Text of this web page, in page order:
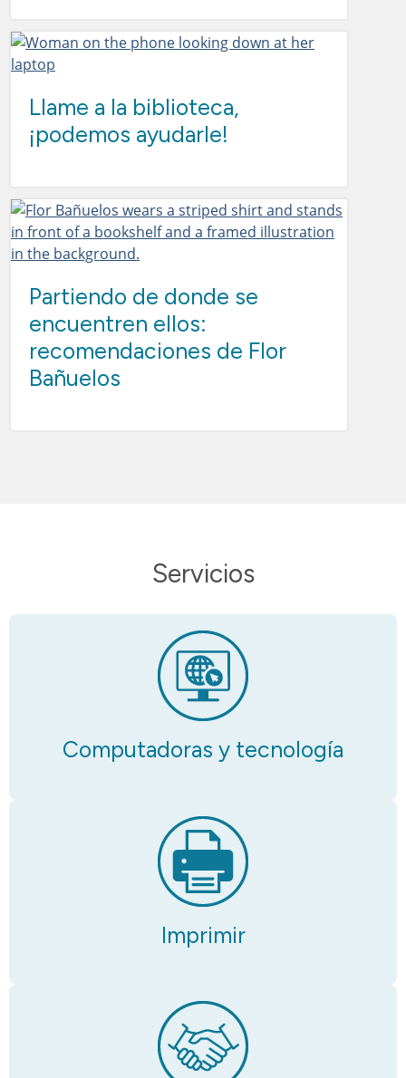
Llame a la biblioteca,
¡podemos ayudarle!
Partiendo de donde se
encuentren ellos:
recomendaciones de Flor
Bañuelos
Servicios
Computadoras y tecnología
Imprimir